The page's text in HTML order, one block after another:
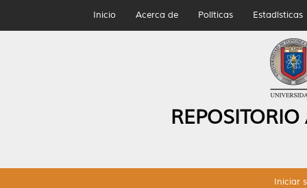
Inicio Acerca de Políticas Estadísticas
Iniciar